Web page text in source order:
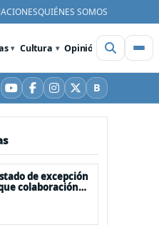
QUIÉNES SOMOS
Cultura Opinión Videos
YouTube
Facebook
Instagram
X BBluesky
de excepción
colaboración
“es algo del